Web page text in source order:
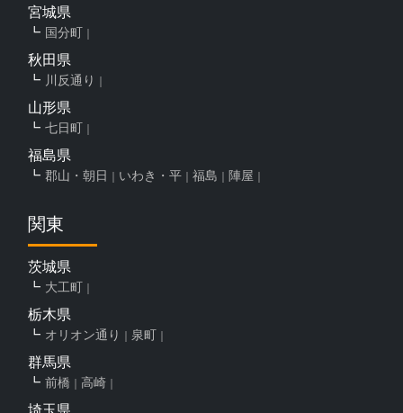
宮城県
国分町
秋田県
川反通り
山形県
七日町
福島県
郡山・朝日 いわき・平 福島 陣屋
関東
茨城県
大工町
栃木県
オリオン通り 泉町
群馬県
前橋 高崎